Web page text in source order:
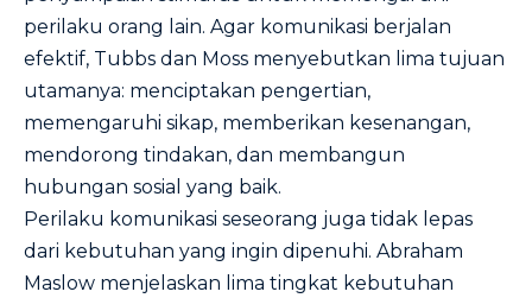
perilaku orang lain. Agar komunikasi berjalan
efektif, Tubbs dan Moss menyebutkan lima tujuan
utamanya: menciptakan pengertian,
memengaruhi sikap, memberikan kesenangan,
mendorong tindakan, dan membangun
hubungan sosial yang baik.
Perilaku komunikasi seseorang juga tidak lepas
dari kebutuhan yang ingin dipenuhi. Abraham
Maslow menjelaskan lima tingkat kebutuhan